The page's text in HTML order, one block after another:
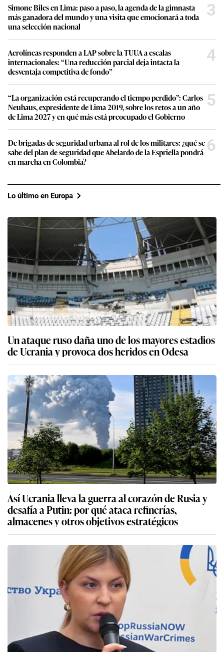
Simone Biles en Lima: paso a paso, la agenda de la gimnasta
más ganadora del mundo y una visita que emocionará a toda
una selección nacional
3
Aerolíneas responden a LAP sobre la TUUA a escalas
internacionales: “Una reducción parcial deja intacta la
desventaja competitiva de fondo”
4
“La organización está recuperando el tiempo perdido”: Carlos
Neuhaus, expresidente de Lima 2019, sobre los retos a un año
de Lima 2027 y en qué más está preocupado el Gobierno
5
De brigadas de seguridad urbana al rol de los militares: ¿qué se
sabe del plan de seguridad que Abelardo de la Espriella pondrá
en marcha en Colombia?
6
Lo último en Europa
Un ataque ruso daña uno de los mayores estadios
de Ucrania y provoca dos heridos en Odesa
Así Ucrania lleva la guerra al corazón de Rusia y
desafía a Putin: por qué ataca refinerías,
almacenes y otros objetivos estratégicos